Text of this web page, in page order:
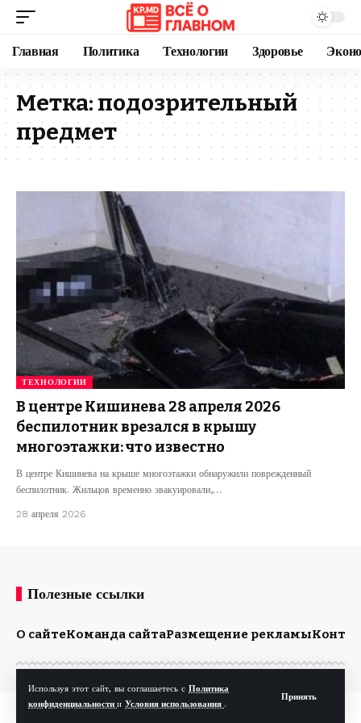
Используя этот сайт, вы соглашаетесь с Политика
конфиденциальности и Условия использования .
Принять
Главная Политика Технологии Здоровье
Метка: подозрительный
предмет
ТЕХНОЛОГИИ
В центре Кишинева 28 апреля 2026
беспилотник врезался в крышу
многоэтажки: что известно
В центре Кишинева на крыше многоэтажки обнаружили поврежденный
беспилотник. Жильцов временно эвакуировали,…
28 апреля 2026
Полезные ссылки
О сайтеКоманда сайтаРазмещение рекламы
© Kp.md. Все права защищены.